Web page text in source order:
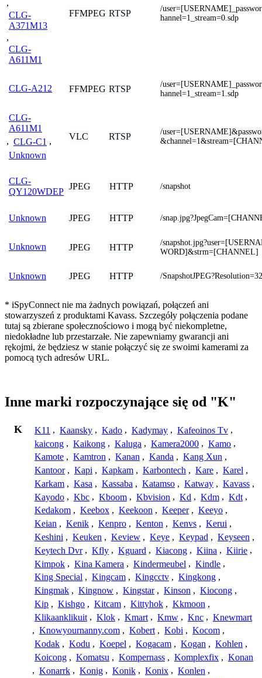
,
CLG-
A371M13
,
CLG-
A611M1
FFMPEG RTSP
/
hannel=1_stream=0.sdp
CLG-A212 FFMPEG RTSP
/
hannel=1_stream=1.sdp
CLG-
A611M1
, CLG-C1 ,
Unknown
VLC RTSP
/
CLG-
QY120WDEP
JPEG HTTP /snapshot
Unknown JPEG HTTP /
Unknown JPEG HTTP
/
WORD]&strm=[CHANNEL]
Unknown JPEG HTTP /
* iSpyConnect nie ma żadnych powiązań, połączeń ani
stowarzyszeń z produktami Kavass. Szczegóły połączenia podane
tutaj są zbierane społecznościowo i mogą być niekompletne,
niedokładne lub przestarzałe. Nie zapewniamy gwarancji ani
rękojmi, że będziesz w stanie połączyć się ze swoimi kamerami za
pomocą tych adresów URL.
Inne marki rozpoczynające się od "K"
K K11 , Kaansky , Kado , Kadymay , Kafeoinos Tv ,
kaicong , Kaikong , Kaluga , Kamera2000 , Kamo ,
Kamote , Kamtron , Kanan , Kanda , Kang Xun ,
Kantoor , Kapi , Kapkam , Karbontech , Kare , Karel ,
Karkam , Kasa , Kassaba , Katamso , Katway , Kavass ,
Kayodo , Kbc , Kboom , Kbvision , Kd , Kdm , Kdt ,
Kedakom , Keebox , Keekoon , Keeper , Keeyo ,
Keian , Kenik , Kenpro , Kenton , Kenvs , Kerui ,
Keshini , Keuken , Keview , Keye , Keypad , Keyseen ,
Keytech Dvr , Kfly , Kguard , Kiacong , Kiina , Kiirie ,
Kimpok , Kina Kamera , Kindermeubel , Kindle ,
King Special , Kingcam , Kingcctv , Kingkong ,
Kingmak , Kingnow , Kingstar , Kinson , Kiocong ,
Kip , Kishgo , Kitcam , Kittyhok , Kkmoon ,
Klikaanklikuit , Klok , Kmart , Kmw , Knc , Knewmart
, Knowyournanny.com , Kobert , Kobi , Kocom ,
Kodak , Kodu , Koepel , Kogacam , Kogan , Kohlen ,
Koicong , Komatsu , Kompernass , Komplexfix , Konan
, Konarrk , Konig , Konik , Konix , Konlen ,